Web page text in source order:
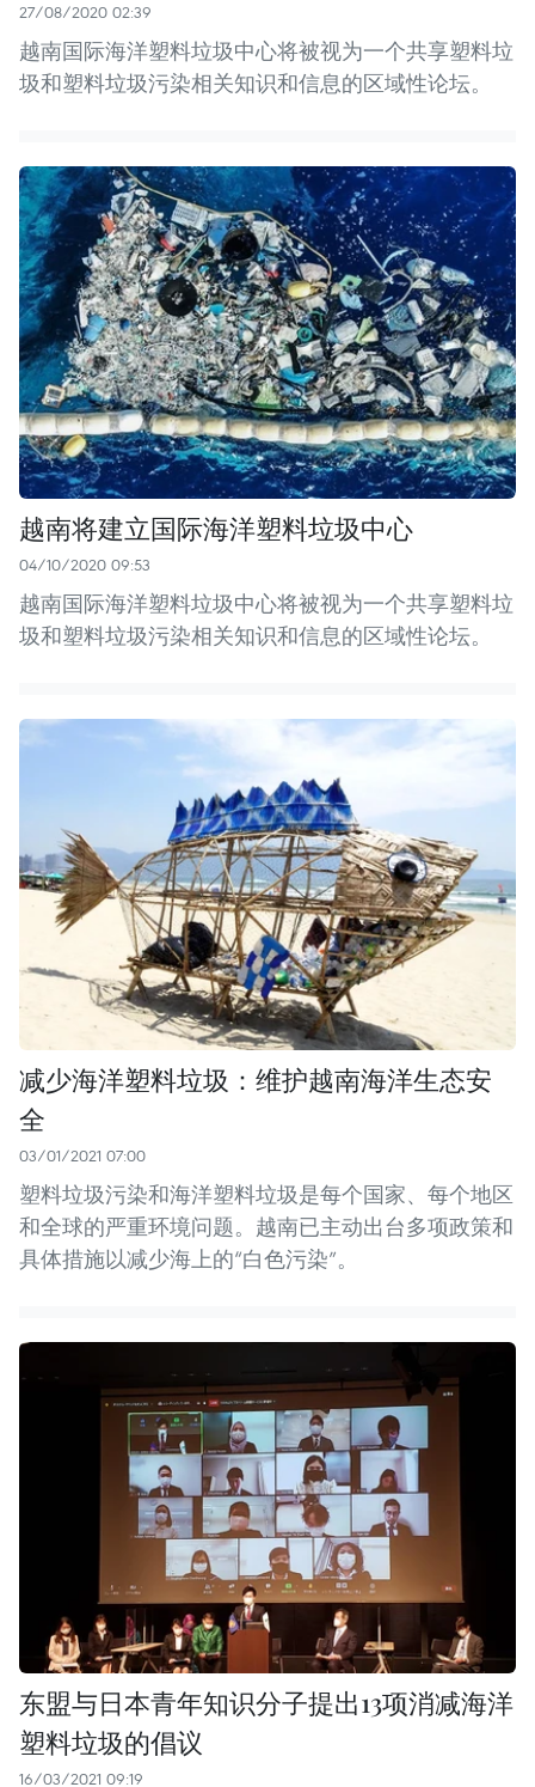
27/08/2020 02:39
越南国际海洋塑料垃圾中心将被视为一个共享塑料垃
圾和塑料垃圾污染相关知识和信息的区域性论坛。
越南将建立国际海洋塑料垃圾中心
04/10/2020 09:53
越南国际海洋塑料垃圾中心将被视为一个共享塑料垃
圾和塑料垃圾污染相关知识和信息的区域性论坛。
减少海洋塑料垃圾：维护越南海洋生态安
全
03/01/2021 07:00
塑料垃圾污染和海洋塑料垃圾是每个国家、每个地区
和全球的严重环境问题。越南已主动出台多项政策和
具体措施以减少海上的“白色污染”。
东盟与日本青年知识分子提出13项消减海洋
塑料垃圾的倡议
16/03/2021 09:19